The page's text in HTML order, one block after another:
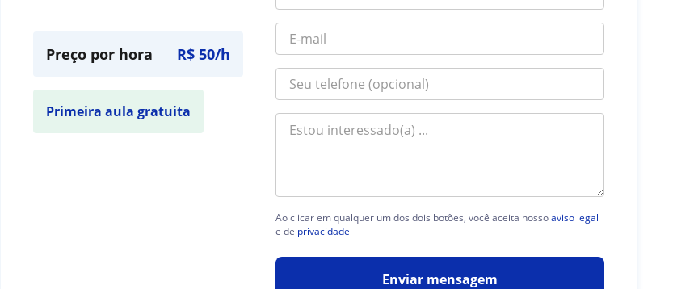
Preço por hora R$ 50/h
Primeira aula gratuita
Ao clicar em qualquer um dos dois botões, você aceita nossoaviso legal
e de privacidade
Enviar mensagem